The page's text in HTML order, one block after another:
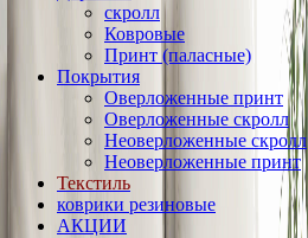
скролл
Ковровые
Принт (паласные)
Покрытия
Оверложенные принт
Оверложенные скролл
Неоверложенные скролл
Неоверложенные принт
Текстиль
коврики резиновые
АКЦИИ